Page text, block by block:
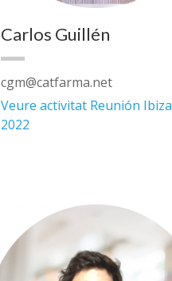
Carlos Guillén
cgm@catfarma.net
Veure activitat Reunión Ibiza
2022